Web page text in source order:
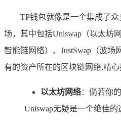
TP钱包就像是一个集成了
场，其中包括Uniswap（以太坊
智能链网络）、JustSwap（波
有的资产所在的区块链网络,精
以太坊网络：倘若你
Uniswap无疑是一个绝佳